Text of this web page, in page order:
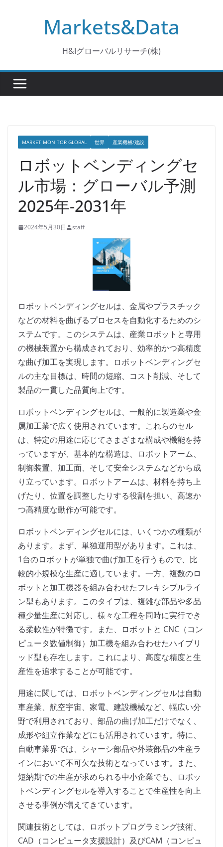
Markets&Data
H&Iグローバルリサーチ(株)
MARKET MONITOR GLOBAL 世界 産業機械/建設
ロボットベンディングセ
ル市場：グローバル予測
2025年-2031年
2024年5月30日 staff
ロボットベンディングセルは、金属やプラスチック
などの材料を曲げるプロセスを自動化するためのシ
ステムです。このシステムは、産業ロボットと専用
の機械装置から構成されており、効率的かつ高精度
な曲げ加工を実現します。ロボットベンディングセ
ルの主な目標は、時間の短縮、コスト削減、そして
製品の一貫した品質向上です。
ロボットベンディングセルは、一般的に製造業や金
属加工業で広く使用されています。これらのセル
は、特定の用途に応じてさまざまな構成や機能を持
っていますが、基本的な構造は、ロボットアーム、
制御装置、加工面、そして安全システムなどから成
り立っています。ロボットアームは、材料を持ち上
げたり、位置を調整したりする役割を担い、高速か
つ高精度な動作が可能です。
ロボットベンディングセルには、いくつかの種類が
あります。まず、単独運用型があります。これは、
1台のロボットが単独で曲げ加工を行うもので、比
較的小規模な生産に適しています。一方、複数のロ
ボットと加工機器を組み合わせたフレキシブルライ
ン型もあります。このタイプは、複雑な部品や多品
種少量生産に対応し、様々な工程を同時に実行でき
る柔軟性が特徴です。また、ロボットと CNC（コン
ピュータ数値制御）加工機を組み合わせたハイブリ
ッド型も存在します。これにより、高度な精度と生
産性を追求することが可能です。
用途に関しては、ロボットベンディングセルは自動
車産業、航空宇宙、家電、建設機械など、幅広い分
野で利用されており、部品の曲げ加工だけでなく、
成形や組立作業などにも活用されています。特に、
自動車業界では、シャーシ部品や外装部品の生産ラ
インにおいて不可欠な技術となっています。また、
短納期での生産が求められる中小企業でも、ロボッ
トベンディングセルを導入することで生産性を向上
させる事例が増えてきています。
関連技術としては、ロボットプログラミング技術、
CAD（コンピュータ支援設計）及びCAM（コンピュ